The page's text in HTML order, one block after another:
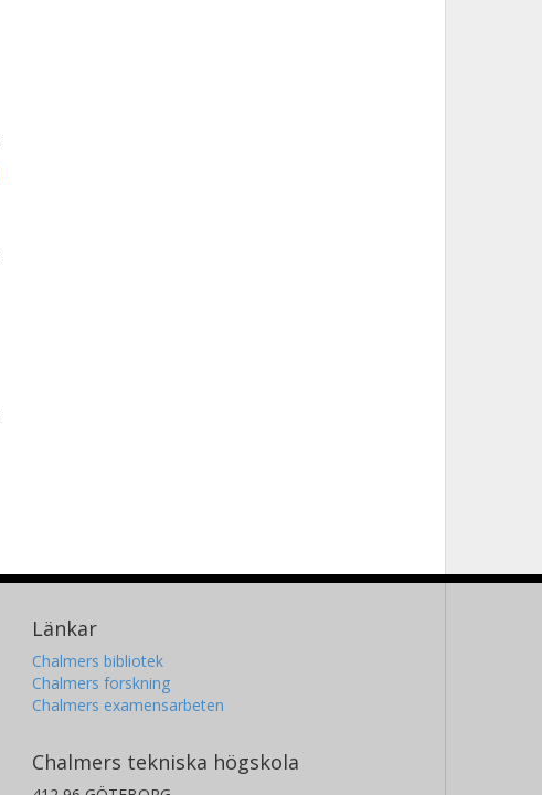
Länkar
Chalmers bibliotek
Chalmers forskning
Chalmers examensarbeten
Chalmers tekniska högskola